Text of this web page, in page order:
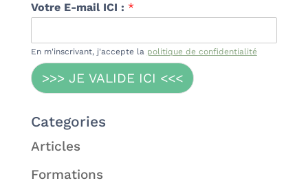
Votre E-mail ICI : *
En m'inscrivant, j'accepte la politique de confidentialité
>>> JE VALIDE ICI <<<
Categories
Articles
Formations